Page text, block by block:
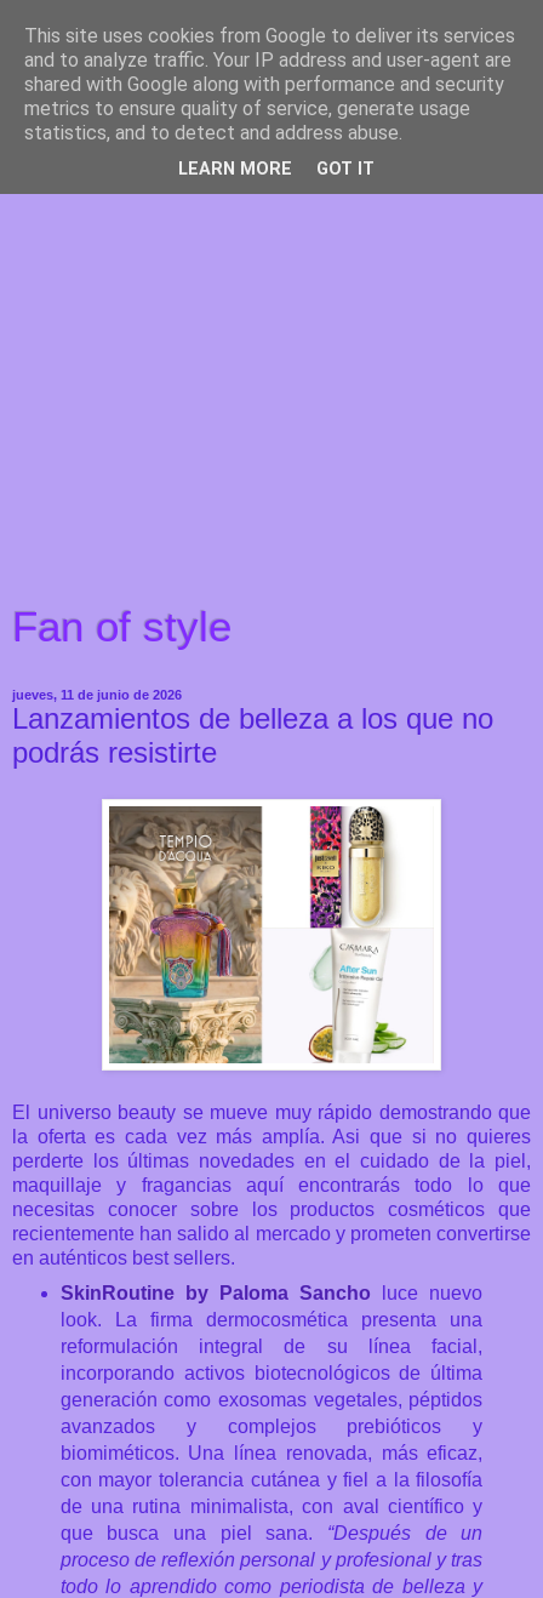
Fan of style
jueves, 11 de junio de 2026
Lanzamientos de belleza a los que no
podrás resistirte
El universo beauty se mueve muy rápido demostrando que
la oferta es cada vez más amplía. Asi que si no quieres
perderte los últimas novedades en el cuidado de la piel,
maquillaje y fragancias aquí encontrarás todo lo que
necesitas conocer sobre los productos cosméticos que
recientemente han salido al mercado y prometen convertirse
en auténticos best sellers.
SkinRoutine by Paloma Sancho luce nuevo
look. La firma dermocosmética presenta una
reformulación integral de su línea facial,
incorporando activos biotecnológicos de última
generación como exosomas vegetales, péptidos
avanzados y complejos prebióticos y
biomiméticos. Una línea renovada, más eficaz,
con mayor tolerancia cutánea y fiel a la filosofía
de una rutina minimalista, con aval científico y
que busca una piel sana. “Después de un
proceso de reflexión personal y profesional y tras
todo lo aprendido como periodista de belleza y
This site uses cookies from Google to deliver its services
and to analyze traffic. Your IP address and user-agent are
shared with Google along with performance and security
metrics to ensure quality of service, generate usage
statistics, and to detect and address abuse.
LEARN MORE GOT IT